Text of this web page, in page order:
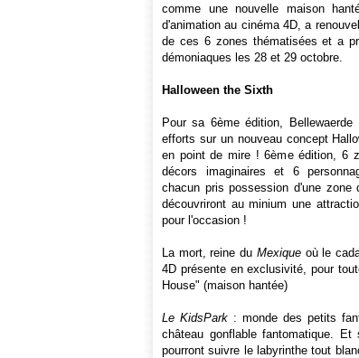
comme une nouvelle maison
d'animation au cinéma 4D, a
de ces 6 zones thématisées et a
démoniaques les 28 et 29 octobre.
Halloween the Sixth
Pour sa 6ème édition,
efforts sur un nouveau concept
en point de mire ! 6ème édition, 6
décors imaginaires et 6
chacun pris possession d'une
découvriront au minium une
pour l'occasion !
La mort, reine du Mexiqueoù le
4D présente en exclusivité, pour
House" (maison hantée)
Le KidsPark : monde des petits
château gonflable fantomatique.
pourront suivre le labyrinthe tout